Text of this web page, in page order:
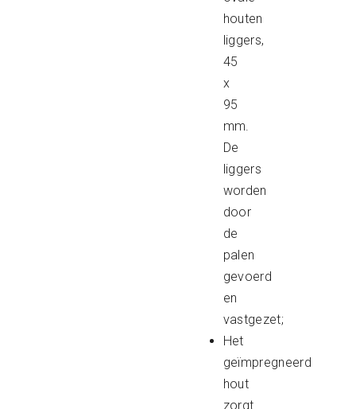
houten
liggers,
45
x
95
mm.
De
liggers
worden
door
de
palen
gevoerd
en
vastgezet;
Het
geïmpregneerd
hout
zorgt